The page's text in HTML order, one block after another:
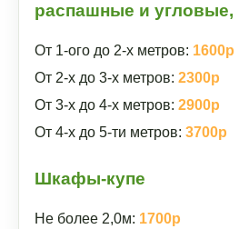
распашные и угловые,
От 1-ого до 2-х метров: 1600р
От 2-х до 3-х метров: 2300р
От 3-х до 4-х метров: 2900р
От 4-х до 5-ти метров: 3700р
Шкафы-купе
Не более 2,0м: 1700р